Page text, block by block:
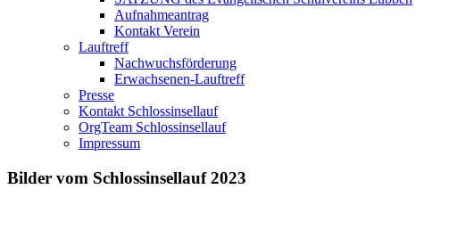
Aufnahmeantrag
Kontakt Verein
Lauftreff
Nachwuchsförderung
Erwachsenen-Lauftreff
Presse
Kontakt Schlossinsellauf
OrgTeam Schlossinsellauf
Impressum
Bilder vom Schlossinsellauf 2023